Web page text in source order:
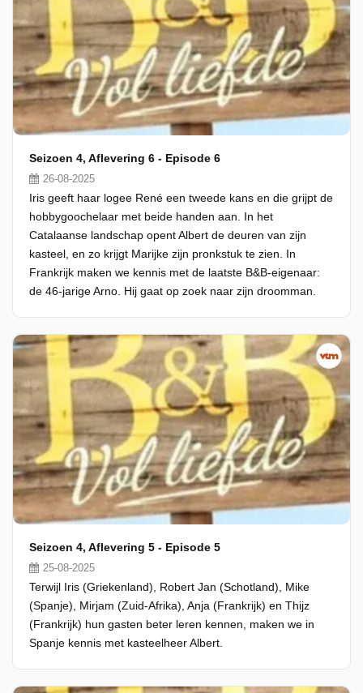
Seizoen 4, Aflevering 6 - Episode 6
26-08-2025
Iris geeft haar logee René een tweede kans en die grijpt de
hobbygoochelaar met beide handen aan. In het
Catalaanse landschap opent Albert de deuren van zijn
kasteel, en zo krijgt Marijke zijn pronkstuk te zien. In
Frankrijk maken we kennis met de laatste B&B-eigenaar:
de 46-jarige Arno. Hij gaat op zoek naar zijn droomman.
Seizoen 4, Aflevering 5 - Episode 5
25-08-2025
Terwijl Iris (Griekenland), Robert Jan (Schotland), Mike
(Spanje), Mirjam (Zuid-Afrika), Anja (Frankrijk) en Thijz
(Frankrijk) hun gasten beter leren kennen, maken we in
Spanje kennis met kasteelheer Albert.